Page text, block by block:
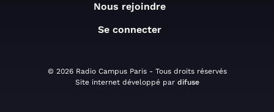
Nous rejoindre
Se connecter
© 2026 Radio Campus Paris - Tous droits réservés
Site internet développé par difuse